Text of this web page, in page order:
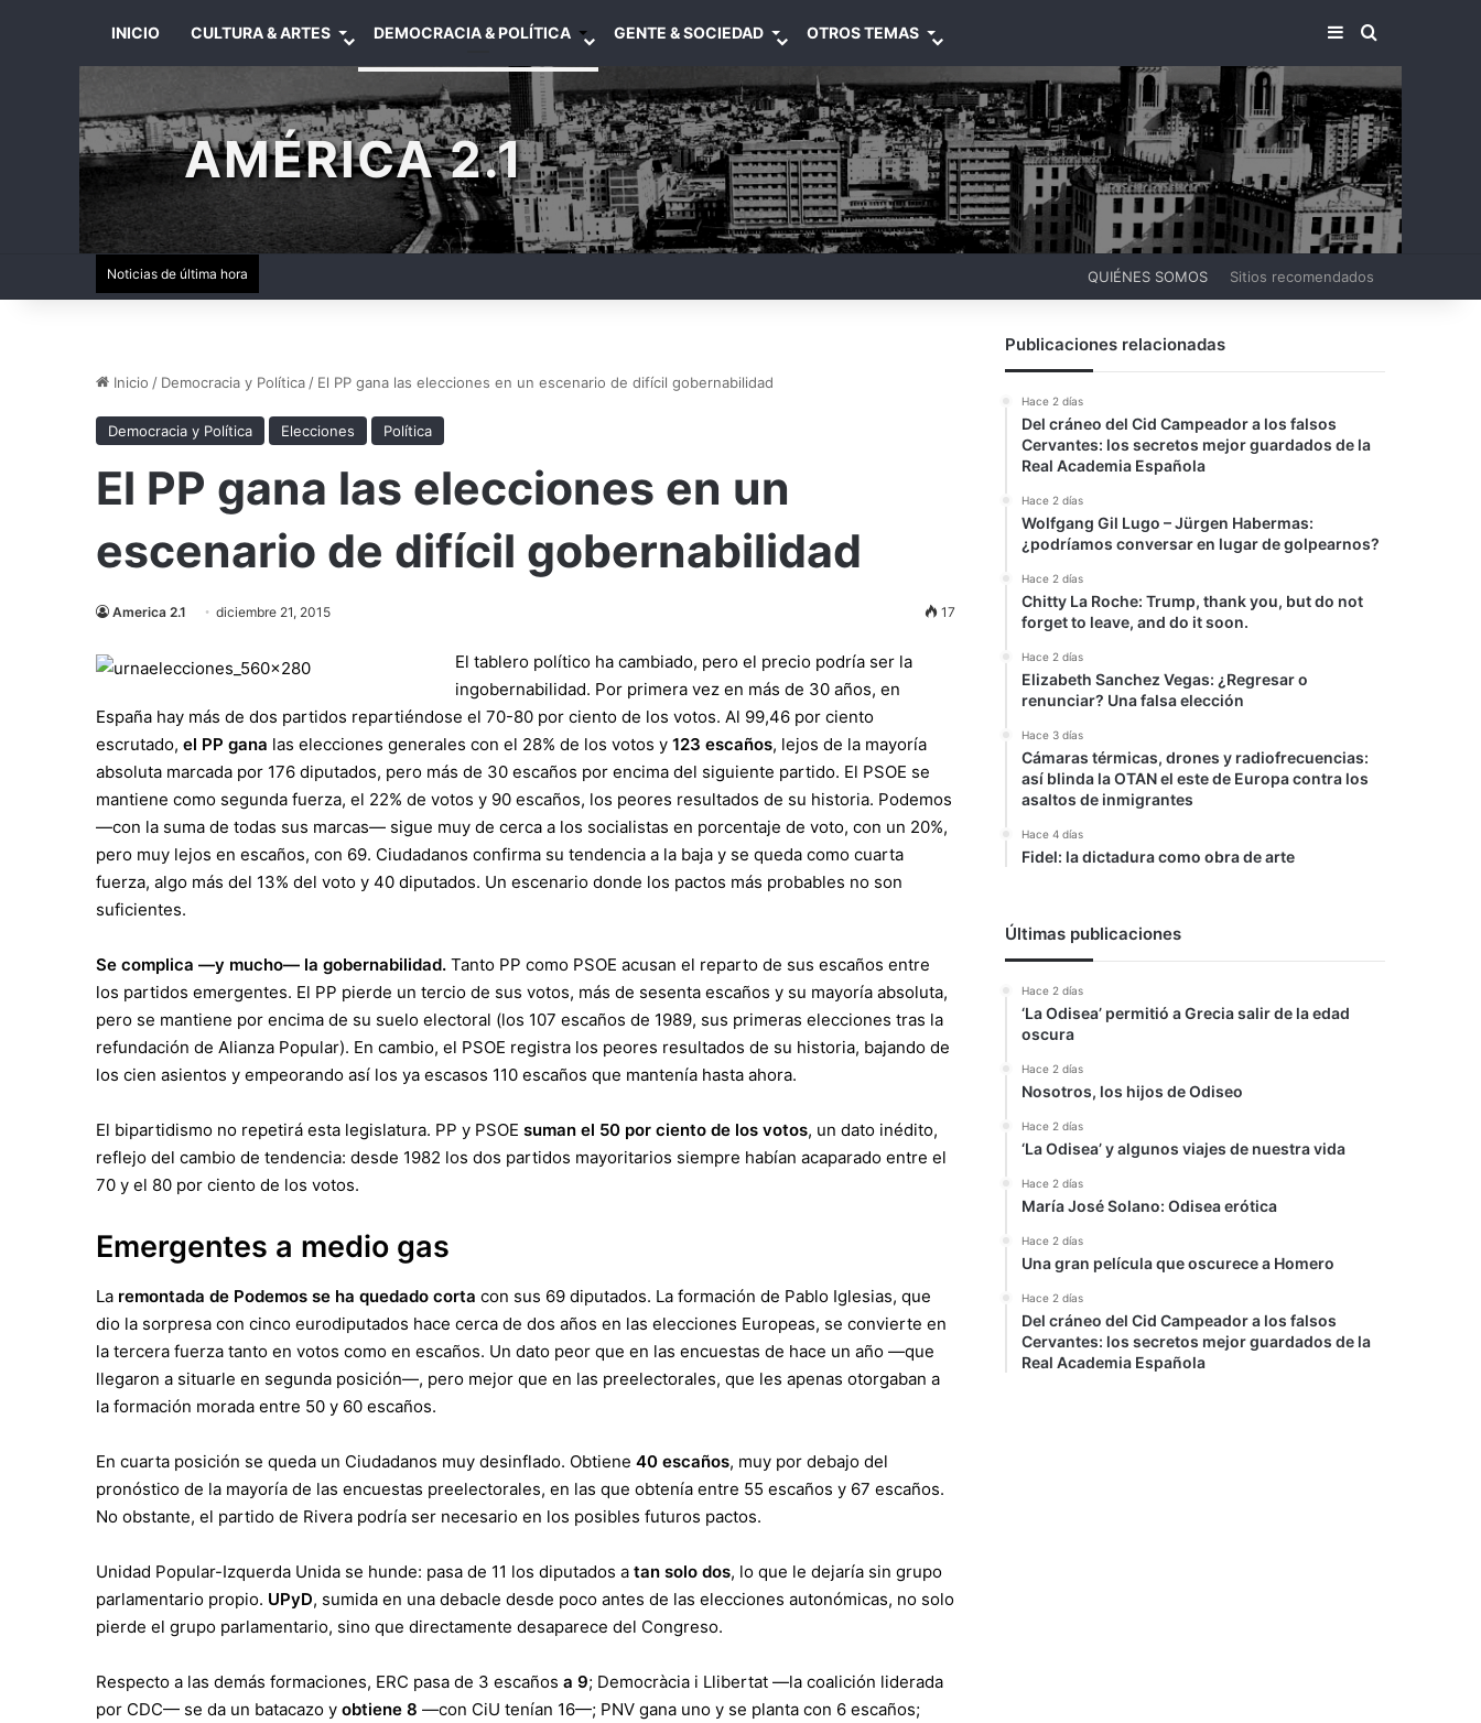
INICIO CULTURA & ARTES DEMOCRACIA & POLÍTICA GENTE & SOCIEDAD OTROS TEMAS BARRA LATERAL
BUSCAR
AMÉRICA 2.1
Noticias de última hora QUIÉNES SOMOS Sitios recomendados
Inicio / Democracia y Política / El PP gana las elecciones en un escenario de difícil gobernabilidad
Democracia y Política Elecciones Política
El PP gana las elecciones en un
escenario de difícil gobernabilidad
America 2.1 diciembre 21, 2015 17
El tablero político ha cambiado, pero el precio podría ser la
ingobernabilidad. Por primera vez en más de 30 años, en
España hay más de dos partidos repartiéndose el 70-80 por ciento de los votos. Al 99,46 por ciento
escrutado, el PP gana las elecciones generales con el 28% de los votos y 123 escaños, lejos de la mayoría
absoluta marcada por 176 diputados, pero más de 30 escaños por encima del siguiente partido. El PSOE se
mantiene como segunda fuerza, el 22% de votos y 90 escaños, los peores resultados de su historia. Podemos
—con la suma de todas sus marcas— sigue muy de cerca a los socialistas en porcentaje de voto, con un 20%,
pero muy lejos en escaños, con 69. Ciudadanos confirma su tendencia a la baja y se queda como cuarta
fuerza, algo más del 13% del voto y 40 diputados. Un escenario donde los pactos más probables no son
suficientes.
Se complica —y mucho— la gobernabilidad. Tanto PP como PSOE acusan el reparto de sus escaños entre
los partidos emergentes. El PP pierde un tercio de sus votos, más de sesenta escaños y su mayoría absoluta,
pero se mantiene por encima de su suelo electoral (los 107 escaños de 1989, sus primeras elecciones tras la
refundación de Alianza Popular). En cambio, el PSOE registra los peores resultados de su historia, bajando de
los cien asientos y empeorando así los ya escasos 110 escaños que mantenía hasta ahora.
El bipartidismo no repetirá esta legislatura. PP y PSOE suman el 50 por ciento de los votos, un dato inédito,
reflejo del cambio de tendencia: desde 1982 los dos partidos mayoritarios siempre habían acaparado entre el
70 y el 80 por ciento de los votos.
Emergentes a medio gas
La remontada de Podemos se ha quedado corta con sus 69 diputados. La formación de Pablo Iglesias, que
dio la sorpresa con cinco eurodiputados hace cerca de dos años en las elecciones Europeas, se convierte en
la tercera fuerza tanto en votos como en escaños. Un dato peor que en las encuestas de hace un año —que
llegaron a situarle en segunda posición—, pero mejor que en las preelectorales, que les apenas otorgaban a
la formación morada entre 50 y 60 escaños.
En cuarta posición se queda un Ciudadanos muy desinflado. Obtiene 40 escaños, muy por debajo del
pronóstico de la mayoría de las encuestas preelectorales, en las que obtenía entre 55 escaños y 67 escaños.
No obstante, el partido de Rivera podría ser necesario en los posibles futuros pactos.
Unidad Popular-Izquerda Unida se hunde: pasa de 11 los diputados a tan solo dos, lo que le dejaría sin grupo
parlamentario propio. UPyD, sumida en una debacle desde poco antes de las elecciones autonómicas, no solo
pierde el grupo parlamentario, sino que directamente desaparece del Congreso.
Respecto a las demás formaciones, ERC pasa de 3 escaños a 9; Democràcia i Llibertat —la coalición liderada
por CDC— se da un batacazo y obtiene 8 —con CiU tenían 16—; PNV gana uno y se planta con 6 escaños;
Publicaciones relacionadas
Hace 2 días
Del cráneo del Cid Campeador a los falsos
Cervantes: los secretos mejor guardados de la
Real Academia Española
Hace 2 días
Wolfgang Gil Lugo – Jürgen Habermas:
¿podríamos conversar en lugar de golpearnos?
Hace 2 días
Chitty La Roche: Trump, thank you, but do not
forget to leave, and do it soon.
Hace 2 días
Elizabeth Sanchez Vegas: ¿Regresar o
renunciar? Una falsa elección
Hace 3 días
Cámaras térmicas, drones y radiofrecuencias:
así blinda la OTAN el este de Europa contra los
asaltos de inmigrantes
Hace 4 días
Fidel: la dictadura como obra de arte
Últimas publicaciones
Hace 2 días
‘La Odisea’ permitió a Grecia salir de la edad
oscura
Hace 2 días
Nosotros, los hijos de Odiseo
Hace 2 días
‘La Odisea’ y algunos viajes de nuestra vida
Hace 2 días
María José Solano: Odisea erótica
Hace 2 días
Una gran película que oscurece a Homero
Hace 2 días
Del cráneo del Cid Campeador a los falsos
Cervantes: los secretos mejor guardados de la
Real Academia Española